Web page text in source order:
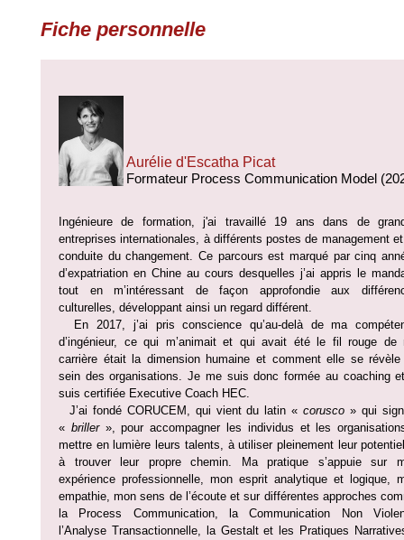
Fiche personnelle
Aurélie d'Escatha Picat
Formateur Process Communication Model
Ingénieure de formation, j'ai travaillé 19 ans dans de
entreprises internationales, à différents postes de management
conduite du changement. Ce parcours est marqué par cinq
d’expatriation en Chine au cours desquelles j’ai appris le
tout en m’intéressant de façon approfondie aux
culturelles, développant ainsi un regard différent.
En 2017, j’ai pris conscience qu’au-delà de ma
d’ingénieur, ce qui m’animait et qui avait été le fil rouge de
carrière était la dimension humaine et comment elle se
sein des organisations. Je me suis donc formée au coaching
suis certifiée Executive Coach HEC.
J’ai fondé CORUCEM, qui vient du latin «corusco » qui
« briller », pour accompagner les individus et les
mettre en lumière leurs talents, à utiliser pleinement leur
à trouver leur propre chemin. Ma pratique s’appuie sur
expérience professionnelle, mon esprit analytique et logique,
empathie, mon sens de l’écoute et sur différentes approches
la Process Communication, la Communication Non
l’Analyse Transactionnelle, la Gestalt et les Pratiques